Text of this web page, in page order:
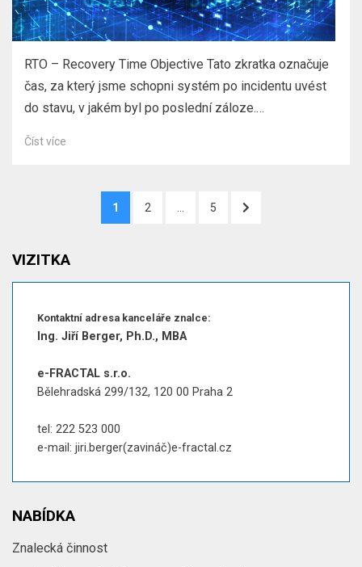
RTO – Recovery Time Objective Tato zkratka označuje
čas, za který jsme schopni systém po incidentu uvést
do stavu, v jakém byl po poslední záloze.…
Číst více
Stránkování
příspěvků
STRÁNKA
1 STRÁNKA
2 … STRÁNKA
5
DALŠÍ
VIZITKA
Kontaktní adresa kanceláře znalce:
Ing. Jiří Berger, Ph.D., MBA
e-FRACTAL s.r.o.
Bělehradská 299/132, 120 00 Praha 2
tel: 222 523 000
e-mail: jiri.berger(zavináč)e-fractal.cz
NABÍDKA
Znalecká činnost